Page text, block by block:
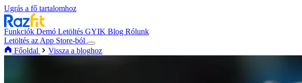
Ugrás a fő tartalomhoz
Funkciók Demó Letöltés GYIK Blog Rólunk
Letöltés az App Store-ból
Főoldal
Vissza a bloghoz